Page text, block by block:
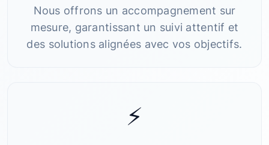
Nous offrons un accompagnement sur
mesure, garantissant un suivi attentif et
des solutions alignées avec vos objectifs.
⚡